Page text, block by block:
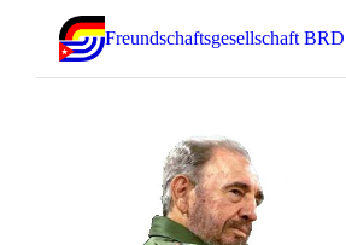
Freundschaftsgesellschaft